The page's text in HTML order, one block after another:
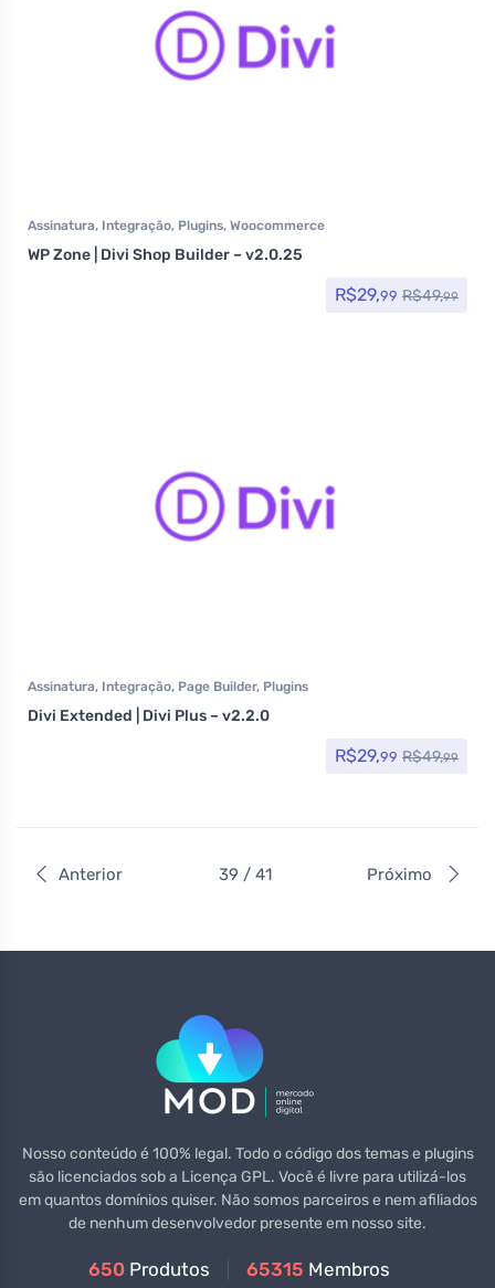
Assinatura, Integração, Plugins, Woocommerce
WP Zone | Divi Shop Builder – v2.0.25
R$29,99 R$49,99
Assinatura, Integração, Page Builder, Plugins
Divi Extended | Divi Plus – v2.2.0
R$29,99 R$49,99
Anterior 39 / 41 Próximo
Nosso conteúdo é 100% legal. Todo o código dos temas e plugins
são licenciados sob a Licença GPL. Você é livre para utilizá-los
em quantos domínios quiser. Não somos parceiros e nem afiliados
de nenhum desenvolvedor presente em nosso site.
650 Produtos 65315 Membros